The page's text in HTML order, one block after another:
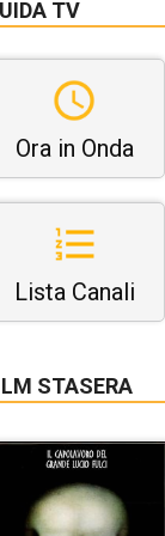
TV
Ora in Onda
Lista Canali
STASERA